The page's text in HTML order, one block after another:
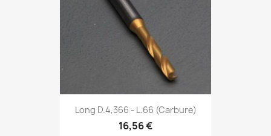
Long D.4,366 - L.66 (Carbure)
16,56 €